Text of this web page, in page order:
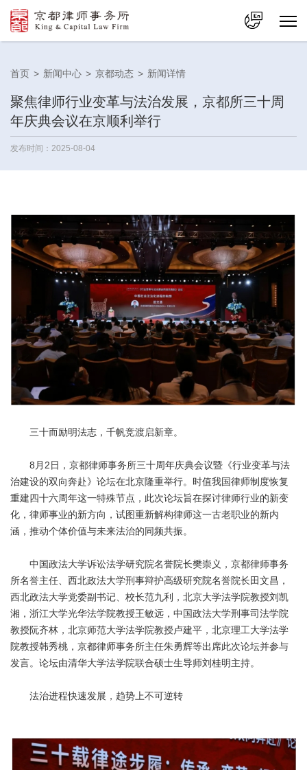
首页 > 新闻中心 > 京都动态 > 新闻详情
聚焦律师行业变革与法治发展，京都所三十周
年庆典会议在京顺利举行
发布时间：2025-08-04
三十而励明法志，千帆竞渡启新章。
8月2日，京都律师事务所三十周年庆典会议暨《行业变革与法
治建设的双向奔赴》论坛在北京隆重举行。时值我国律师制度恢复
重建四十六周年这一特殊节点，此次论坛旨在探讨律师行业的新变
化，律师事业的新方向，试图重新解构律师这一古老职业的新内
涵，推动个体价值与未来法治的同频共振。
中国政法大学诉讼法学研究院名誉院长樊崇义，京都律师事务
所名誉主任、西北政法大学刑事辩护高级研究院名誉院长田文昌，
西北政法大学党委副书记、校长范九利，北京大学法学院教授刘凯
湘，浙江大学光华法学院教授王敏远，中国政法大学刑事司法学院
教授阮齐林，北京师范大学法学院教授卢建平，北京理工大学法学
院教授韩秀桃，京都律师事务所主任朱勇辉等出席此次论坛并参与
发言。论坛由清华大学法学院联合硕士生导师刘桂明主持。
法治进程快速发展，趋势上不可逆转